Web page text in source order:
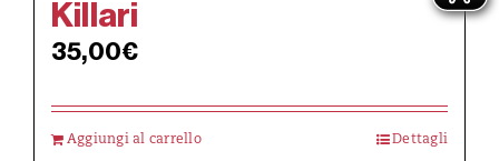
Killari
35,00€
Aggiungi al carrello Dettagli